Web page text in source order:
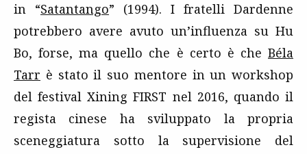
in “Satantango” (1994). I fratelli Dardenne
potrebbero avere avuto un’influenza su Hu
Bo, forse, ma quello che è certo è che Béla
Tarr è stato il suo mentore in un workshop
del festival Xining FIRST nel 2016, quando il
regista cinese ha sviluppato la propria
sceneggiatura sotto la supervisione del